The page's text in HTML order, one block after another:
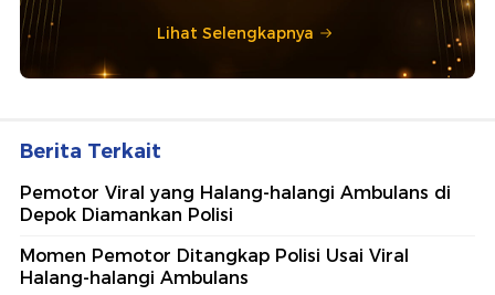
Lihat Selengkapnya
Berita Terkait
Pemotor Viral yang Halang-halangi Ambulans di
Depok Diamankan Polisi
Momen Pemotor Ditangkap Polisi Usai Viral
Halang-halangi Ambulans